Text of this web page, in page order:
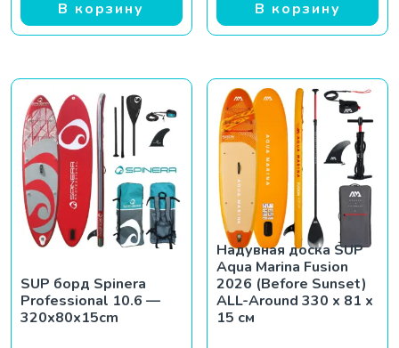
В корзину В корзину
SUP борд Spinera
Professional 10.6 —
320x80x15cm
Надувная доска SUP
Aqua Marina Fusion
2026 (Before Sunset)
ALL-Around 330 x 81 x
15 см